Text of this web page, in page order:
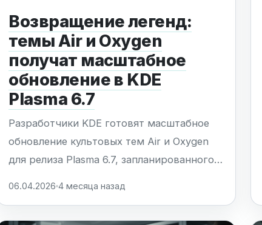
Возвращение легенд:
темы Air и Oxygen
получат масштабное
обновление в KDE
Plasma 6.7
Разработчики KDE готовят масштабное
обновление культовых тем Air и Oxygen
для релиза Plasma 6.7, запланированного
06.04.2026 4 месяца назад